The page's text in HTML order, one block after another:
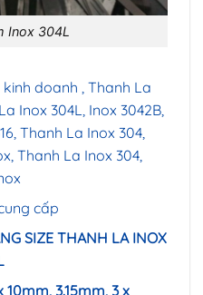
Inox 304L
doanh , Thanh La
Inox 304L, Inox 3042B,
Thanh La Inox 304,
Thanh La Inox 304,
cấp
SIZE THANH LA INOX
10mm, 3.15mm, 3 x